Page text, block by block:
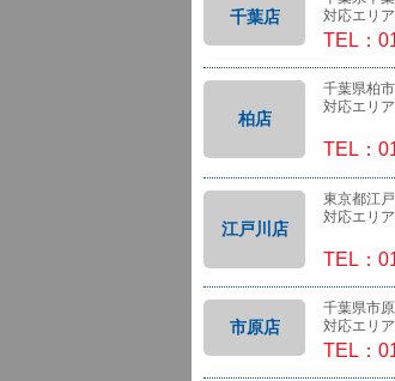
千葉店
対応エリ
TEL：
柏店
千葉県柏
対応エリ
茨城
TEL：
江戸川店
東京都江
対応エリ
千葉
TEL：
市原店
千葉県市
対応エリ
TEL：